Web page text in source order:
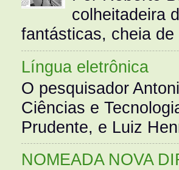
colheitadeira
fantásticas, cheia de
Língua eletrônica
O pesquisador
Ciências e
Prudente, e Luiz
NOMEADA NOVA